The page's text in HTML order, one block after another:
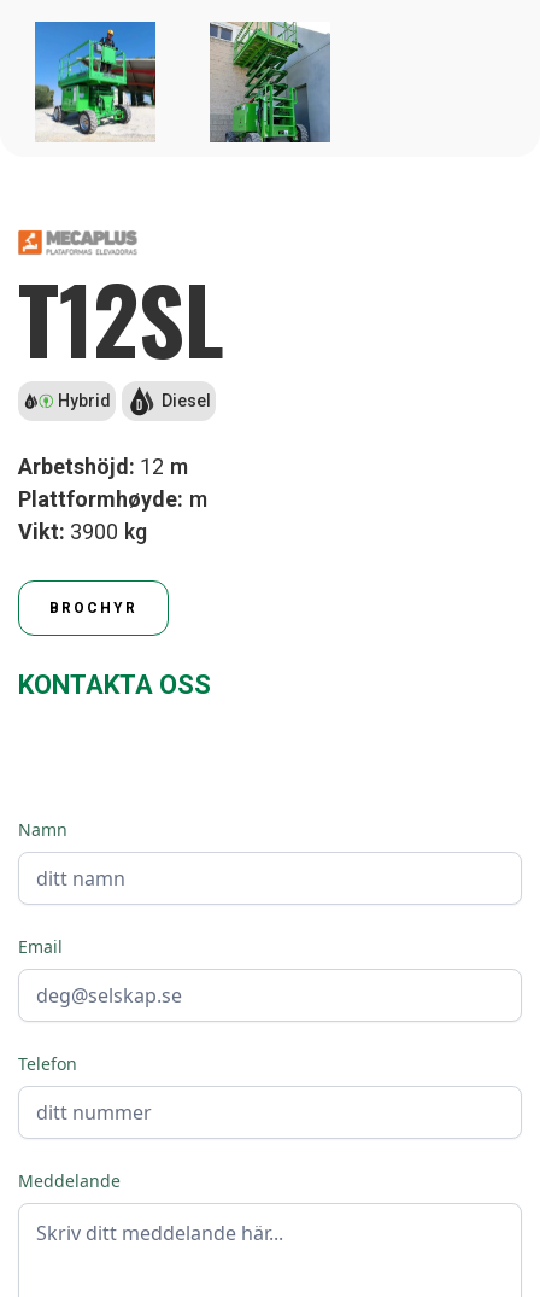
T12SL
Hybrid Diesel
Arbetshöjd: 12 m
Plattformhøyde: m
Vikt: 3900 kg
BROCHYR
KONTAKTA OSS
Namn
Email
Telefon
Meddelande